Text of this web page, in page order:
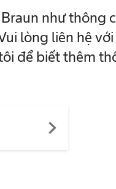
như thông
lòng liên hệ
để biết thêm
navigate_next